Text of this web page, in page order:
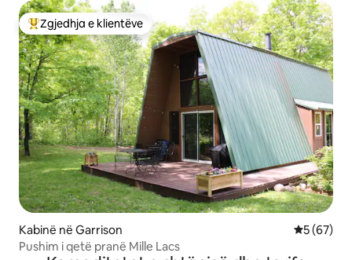
Më të mirat e zgjedhjeve të klientëve
Zgjedhja e klientëve
Kabinë në Garrison Vlerësimi
5 (67)
Pushim i qetë pranë Mille Lacs